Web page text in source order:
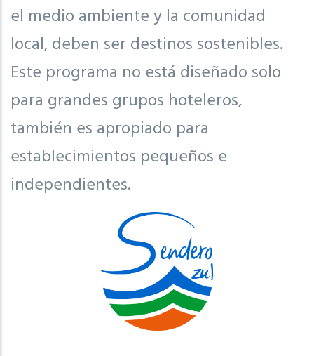
el medio ambiente y la comunidad
local, deben ser destinos sostenibles.
Este programa no está diseñado solo
para grandes grupos hoteleros,
también es apropiado para
establecimientos pequeños e
independientes.